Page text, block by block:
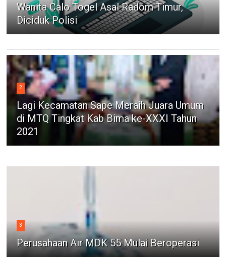
Wanita Calo Togel Asal Radom Timur,
Diciduk Polisi
2
Lagi Kecamatan Sape Meraih Juara Umum
di MTQ Tingkat Kab Bima ke-XXXI Tahun
2021
3
Perusahaan Air MDK 55 Mulai Beroperasi